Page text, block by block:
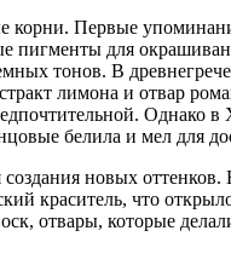
корни. Первые
для
тонов. В
лимона и отвар
белила и мел для
новых
краситель, что
отвары, которые